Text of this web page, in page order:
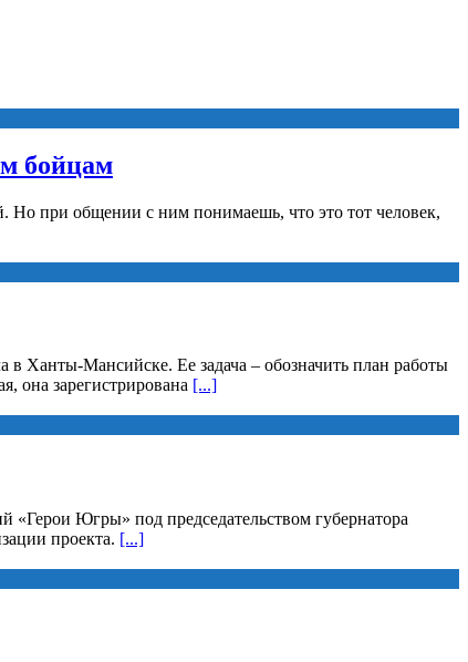
бойцам
Но при общении с ним понимаешь, что это тот человек,
Ханты-Мансийске. Ее задача – обозначить план работы
она зарегистрирована [...]
«Герои Югры» под председательством губернатора
проекта. [...]